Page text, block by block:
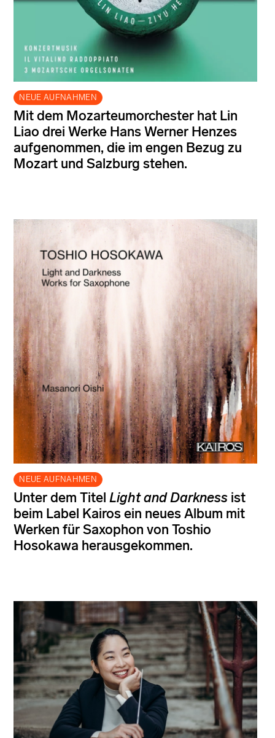
NEUE AUFNAHMEN
Mit dem Mozarteumorchester hat Lin
Liao drei Werke Hans Werner Henzes
aufgenommen, die im engen Bezug zu
Mozart und Salzburg stehen.
NEUE AUFNAHMEN
Unter dem Titel Light and Darkness ist
beim Label Kairos ein neues Album mit
Werken für Saxophon von Toshio
Hosokawa herausgekommen.